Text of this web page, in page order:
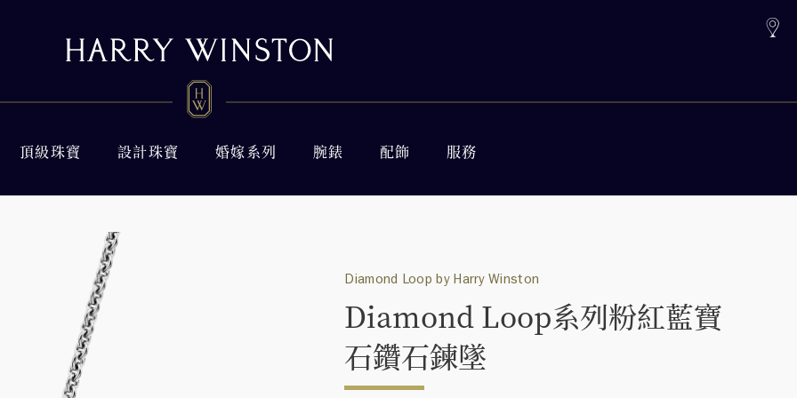
頂級珠寶 設計珠寶 婚嫁系列 腕錶 配飾 服務
Diamond Loop by Harry Winston
Diamond Loop系列粉紅藍寶
石鑽石鍊墜